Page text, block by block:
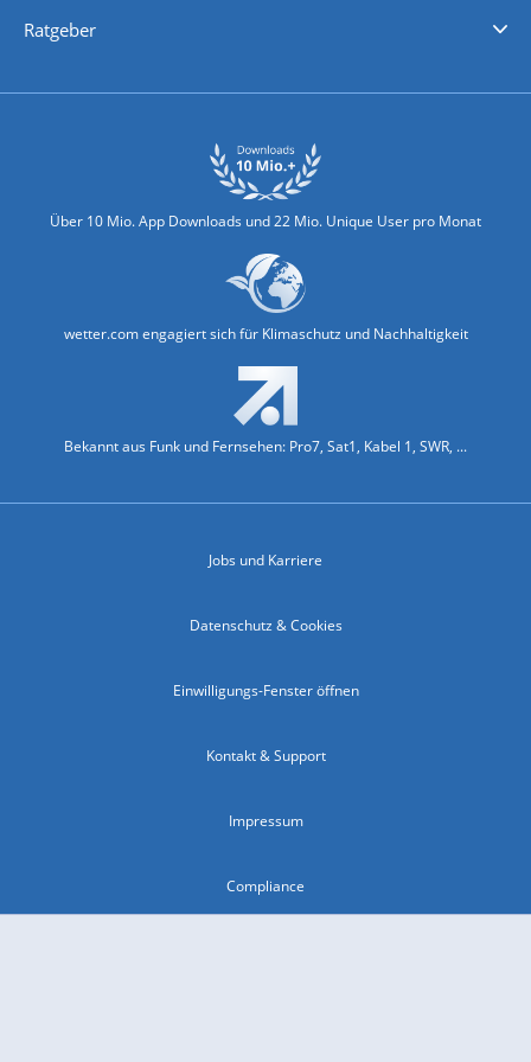
Ratgeber
Über 10 Mio. App Downloads und 22 Mio. Unique User pro Monat
wetter.com engagiert sich für Klimaschutz und Nachhaltigkeit
Bekannt aus Funk und Fernsehen: Pro7, Sat1, Kabel 1, SWR, ...
Jobs und Karriere
Datenschutz & Cookies
Einwilligungs-Fenster öffnen
Kontakt & Support
Impressum
Compliance